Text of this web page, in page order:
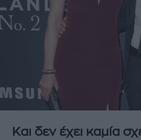
Και δεν έχει καμία